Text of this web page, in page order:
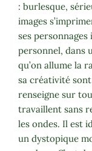
: burlesque,
images
ses
personnel, dans
qu’on allume la
sa créativité
renseigne sur
travaillent sans
les ondes. Il est
un dystopique